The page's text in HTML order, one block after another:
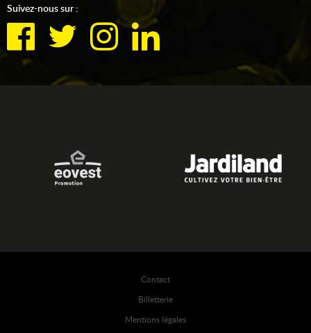
Suivez-nous sur :
Contact
Billetterie
Mentions légales